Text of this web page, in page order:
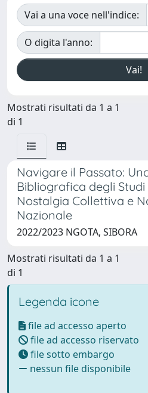
Vai a una voce nell'indice:
O digita l'anno:
Mostrati risultati da 1 a 1
di 1
Navigare il Passato:
Bibliografica degli Studi
Nostalgia Collettiva e
Nazionale
2022/2023 NGOTA, SIBORA
Mostrati risultati da 1 a 1
di 1
Legenda icone
file ad accesso aperto
file ad accesso riservato
file sotto embargo
nessun file disponibile